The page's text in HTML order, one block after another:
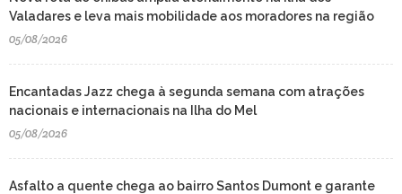
Valadares e leva mais mobilidade aos moradores na região
05/08/2026
Encantadas Jazz chega à segunda semana com atrações
nacionais e internacionais na Ilha do Mel
05/08/2026
Asfalto a quente chega ao bairro Santos Dumont e garante